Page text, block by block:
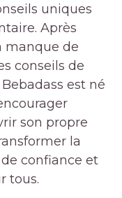
uniques
Après
manque de
conseils de
est né
son propre
la
confiance et
tous.